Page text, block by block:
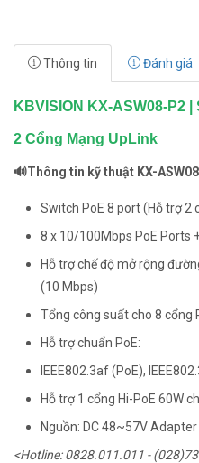
Thông tin Đánh giá
KBVISION KX-ASW08-P2
2 Cổng Mạng UpLink
🔊Thông tin kỹ thuật KX-
Switch PoE 8 port (Hỗ trợ 2
8 x 10/100Mbps PoE Ports
Hỗ trợ chế độ mở rộng
(10 Mbps)
Tổng công suất cho 8 cổng
Hỗ trợ chuẩn PoE:
IEEE802.3af (PoE),
Hỗ trợ 1 cổng Hi-PoE 60W
Nguồn: DC 48~57V Adapter
<Hotline: 0828.011.011 -